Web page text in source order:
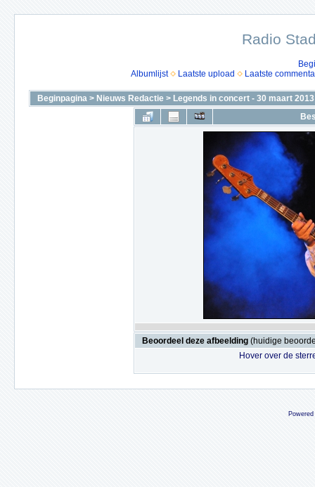
Radio
Albumlijst
Laatste upload Laatste
Beginpagina > Nieuws Redactie > Legends in concert - 30 maart 2013
Beoordeel deze afbeelding (huidige
Hover over de